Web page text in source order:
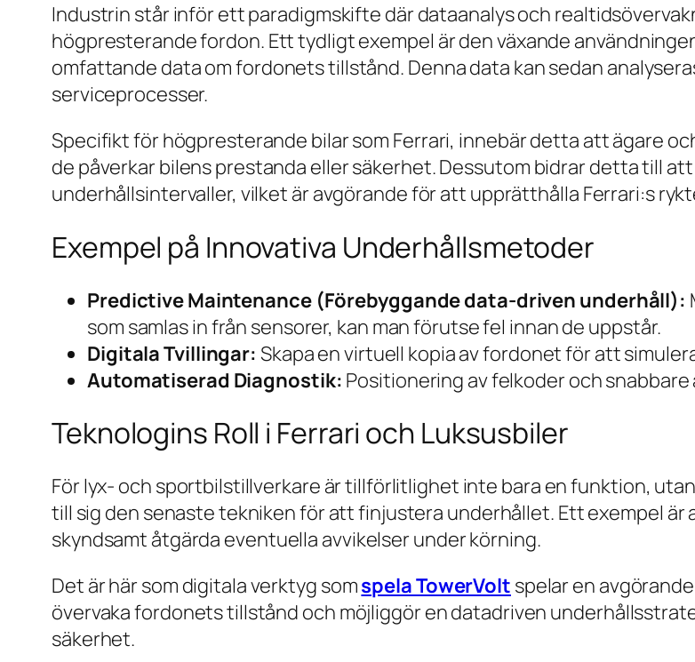
Industrin står inför ett paradigmskifte där dataanalys och
högpresterande fordon. Ett tydligt exempel är den växande
omfattande data om fordonets tillstånd. Denna data kan sedan
serviceprocesser.
Specifikt för högpresterande bilar som Ferrari, innebär detta att ägare
de påverkar bilens prestanda eller säkerhet. Dessutom bidrar detta till
underhållsintervaller, vilket är avgörande för att upprätthålla Ferrari:s
Exempel på Innovativa Underhållsmetoder
Predictive Maintenance (Förebyggande data-driven underhåll):
som samlas in från sensorer, kan man förutse fel innan de uppstår.
Digitala Tvillingar: Skapa en virtuell kopia av fordonet för att
Automatiserad Diagnostik: Positionering av felkoder och
Teknologins Roll i Ferrari och Luksusbiler
För lyx- och sportbilstillverkare är tillförlitlighet inte bara en funktion,
till sig den senaste tekniken för att finjustera underhållet. Ett exempel
skyndsamt åtgärda eventuella avvikelser under körning.
Det är här som digitala verktyg somspela TowerVolt spelar en
övervaka fordonets tillstånd och möjliggör en datadriven
säkerhet.